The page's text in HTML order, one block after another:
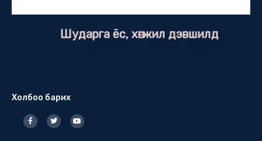
Шударга ёс, хөгжил дэвшилд
Холбоо барих
F
a
c
T
w
i
Y
o
u